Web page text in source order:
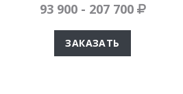
93 900 - 207 700
ЗАКАЗАТЬ